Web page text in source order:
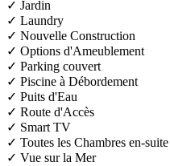
✓ Jardin
✓ Laundry
✓ Nouvelle Construction
✓ Options d'Ameublement
✓ Parking couvert
✓ Piscine à Débordement
✓ Puits d'Eau
✓ Route d'Accès
✓ Smart TV
✓ Toutes les Chambres en-suite
✓ Vue sur la Mer